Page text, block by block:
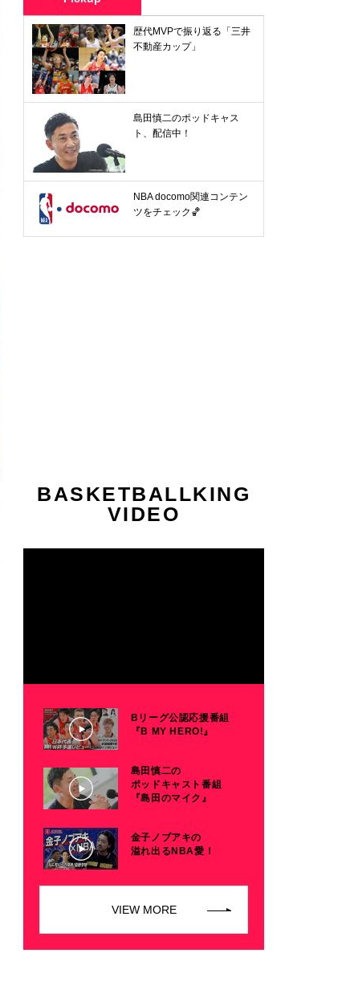
歴代MVPで振り返る「三井
不動産カップ」
島田慎二のポッドキャス
ト、配信中！
NBA docomo関連コンテン
ツをチェック🏀
BASKETBALLKING
VIDEO
Bリーグ公認応援番組
『B MY HERO!』
島田慎二の
ポッドキャスト番組
『島田のマイク』
金子ノブアキの
溢れ出るNBA愛！
VIEW MORE